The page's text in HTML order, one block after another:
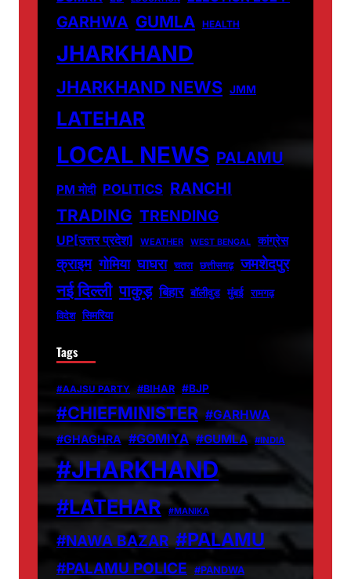
GARHWA GUMLA HEALTH
JHARKHAND
JHARKHAND NEWS JMM
LATEHAR
LOCAL NEWS PALAMU
PM मोदी POLITICS RANCHI
TRADING TRENDING
UP[उत्तर प्रदेश] WEATHER WEST BENGAL कांग्रेस
क्राइम गोमिया घाघरा चतरा छत्तीसगढ़ जमशेदपुर
नई दिल्ली पाकुड़ बिहार बॉलीवुड मुंबई रामगढ़
विदेश सिमरिया
Tags
#AAJSU PARTY #BIHAR #BJP
#CHIEFMINISTER #GARHWA
#GHAGHRA #GOMIYA #GUMLA #INDIA
#JHARKHAND
#LATEHAR #MANIKA
#NAWA BAZAR #PALAMU
#PALAMU POLICE
#PANDWA